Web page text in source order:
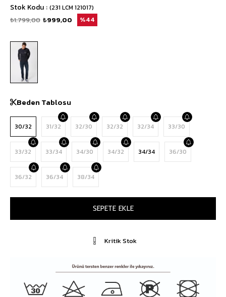
Stok Kodu (231 LCM 121017)
₺1.799,00 ₺999,00 44
Beden Tablosu
30/32 31/32 32/30 32/32 32/34 33/30
33/32 33/34 34/30 34/32 34/34 36/30
36/32 36/34 38/34
Kritik Stok